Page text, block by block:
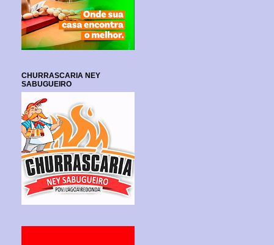
CHURRASCARIA NEY
SABUGUEIRO